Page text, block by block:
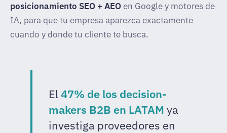
posicionamiento SEO + AEOen Google y motores de
IA, para que tu empresa aparezca exactamente
cuando y donde tu cliente te busca.
El47% de los decision-
makers B2B en LATAM ya
investiga proveedores en